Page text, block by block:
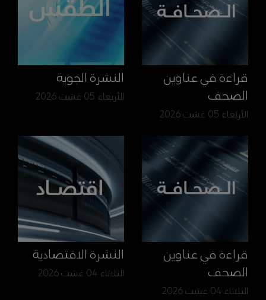
قراءة في عناوين
الصحف
الأربعاء 05 غشت 2026
النشرة الجوية
الأربعاء 05 غشت 2026
قراءة في عناوين
الصحف
الثلاثاء 04 غشت 2026
النشرة الاقتصادية
الثلاثاء 04 غشت 2026